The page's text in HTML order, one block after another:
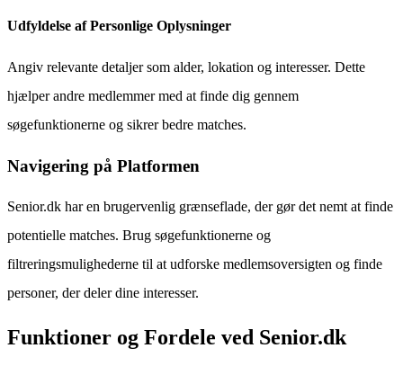
Udfyldelse af Personlige Oplysninger
Angiv relevante detaljer som alder, lokation og interesser. Dette
hjælper andre medlemmer med at finde dig gennem
søgefunktionerne og sikrer bedre matches.
Navigering på Platformen
Senior.dk har en brugervenlig grænseflade, der gør det nemt at finde
potentielle matches. Brug søgefunktionerne og
filtreringsmulighederne til at udforske medlemsoversigten og finde
personer, der deler dine interesser.
Funktioner og Fordele ved Senior.dk